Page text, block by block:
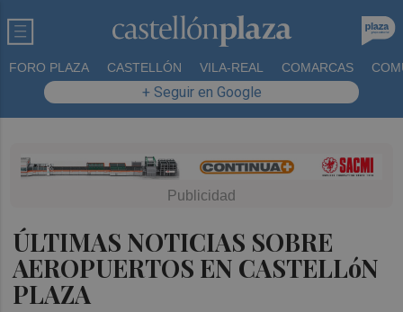
FORO PLAZA CASTELLÓN VILA-REAL COMARCAS
+ Seguir en Google
ÚLTIMAS NOTICIAS SOBRE
AEROPUERTOS EN CASTELLóN
PLAZA